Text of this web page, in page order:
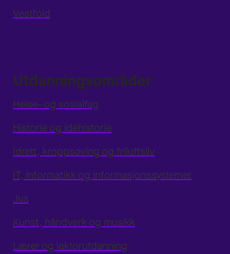
Vestfold
Utdanningsområder
Helse- og sosialfag
Historie og idéhistorie
Idrett, kroppsøving og friluftsliv
IT, informatikk og informasjonssystemer
Jus
Kunst, håndverk og musikk
Lærer og lektorutdanning